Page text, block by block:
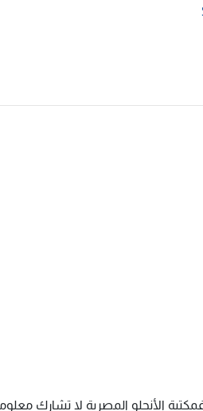
الأنجلو المصرية لا تشارك